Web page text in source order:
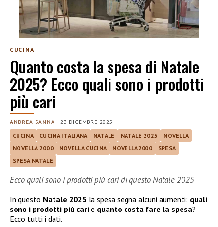
CUCINA
Quanto costa la spesa di Natale
2025? Ecco quali sono i prodotti
più cari
ANDREA SANNA | 23 DICEMBRE 2025
CUCINA CUCINA ITALIANA NATALE NATALE 2025
NOVELLA
NOVELLA 2000
NOVELLA CUCINA NOVELLA2000
SPESA
SPESA NATALE
Ecco quali sono i prodotti più cari di questo Natale 2025
In questo Natale 2025 la spesa segna alcuni aumenti: quali
sono i prodotti più cari e quanto costa fare la spesa?
Ecco tutti i dati.